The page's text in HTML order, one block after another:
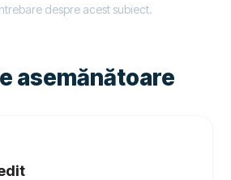
despre acest subiect.
asemănătoare